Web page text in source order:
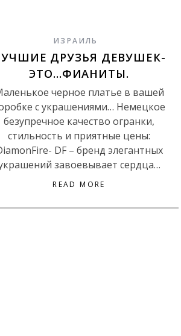
ИЗРАИЛЬ
ДРУЗЬЯ ДЕВУШЕК-
ЭТО…ФИАНИТЫ.
черное платье в вашей
с украшениями… Немецкое
безупречное качество огранки,
стильность и приятные цены:
DF – бренд элегантных
завоевывает сердца…
READ MORE